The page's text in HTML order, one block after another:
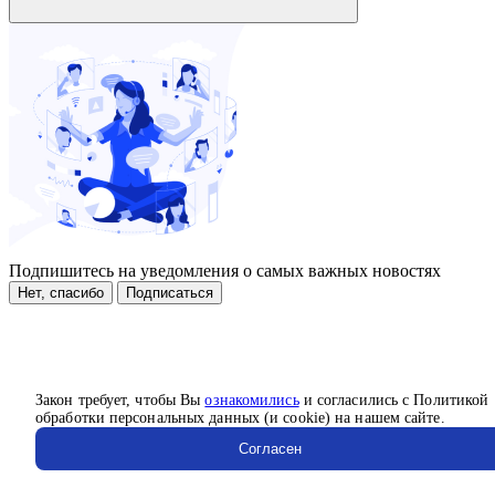
Закон требует, чтобы Выознакомилисьи согласились с Политикой
обработки персональных данных (и cookie) на нашем сайте.
Согласен
Подпишитесь на уведомления о самых важных новостях
Нет, спасибо Подписаться